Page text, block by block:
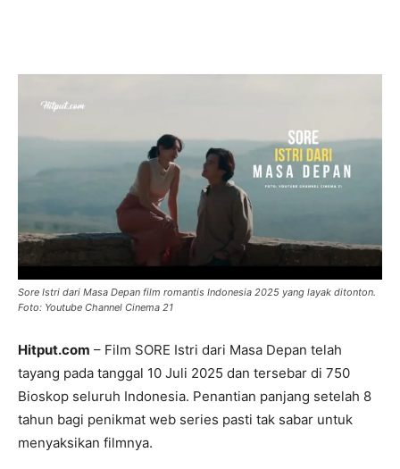
Sore Istri dari Masa Depan film romantis Indonesia 2025 yang layak ditonton.
Foto: Youtube Channel Cinema 21
Hitput.com – Film SORE Istri dari Masa Depan telah
tayang pada tanggal 10 Juli 2025 dan tersebar di 750
Bioskop seluruh Indonesia. Penantian panjang setelah 8
tahun bagi penikmat web series pasti tak sabar untuk
menyaksikan filmnya.